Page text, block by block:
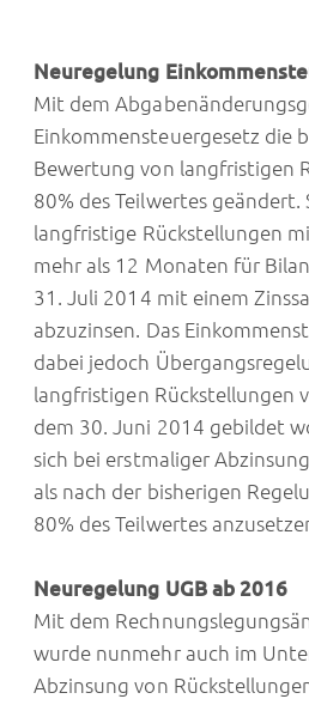
Neuregelung
Mit dem
Einkommensteuergesetz die
Bewertung von langfristigen
80% des Teilwertes geändert.
langfristige Rückstellungen
mehr als 12 Monaten für
31. Juli 2014 mit einem
abzuzinsen. Das
dabei jedoch
langfristigen Rückstellungen
dem 30. Juni 2014 gebildet
sich bei erstmaliger
als nach der bisherigen
80% des Teilwertes
Neuregelung UGB ab 2016
Mit dem
wurde nunmehr auch im
Abzinsung von